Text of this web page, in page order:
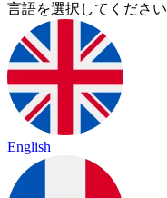
言語を選択してください
English